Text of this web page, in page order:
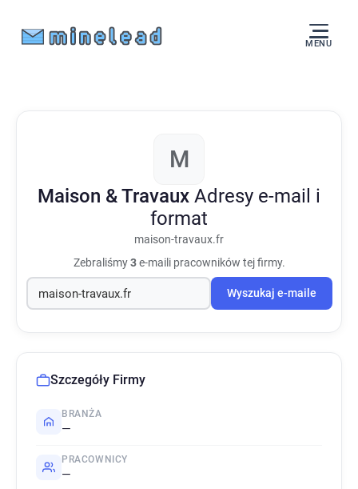
MENU
M
Maison & Travaux Adresy e-mail i
format
maison-travaux.fr
Zebraliśmy3e-maili pracowników tej firmy.
Wyszukaj e-maile
Szczegóły Firmy
BRANŻA
—
PRACOWNICY
—